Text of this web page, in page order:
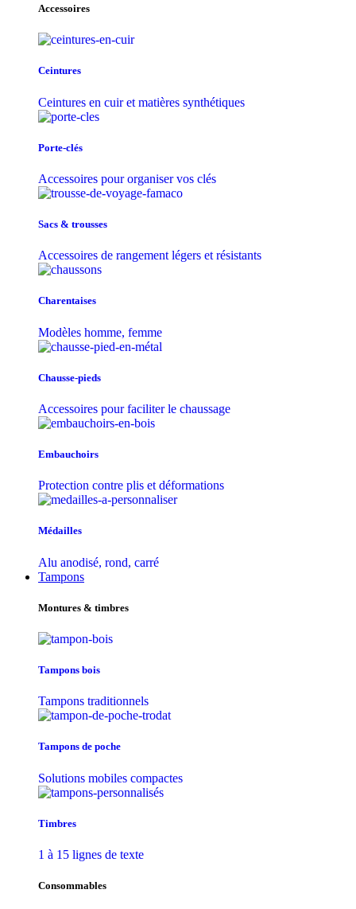
Accessoires
Ceintures
Ceintures en cuir et matières synthétiques
Porte-clés
Accessoires pour organiser vos clés
Sacs & trousse​s
Accessoires de rangement légers et résistants
Charentaises
Modèles homme, femme
Chausse-pieds
Accessoires pour faciliter le chaussage
Embauchoirs
Protection contre plis et déformations
Médailles
Alu anodisé, rond, carré
Tampons
Montures & timbres
Tampons bois
Tampons traditionnels
Tampons de poche
Solutions mobiles compactes
Timbres
1 à 15 lignes de texte
Consommables